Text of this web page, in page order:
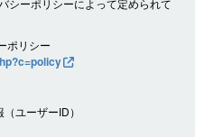
シーポリシーによって定められて
ポリシー
ユーザーID）